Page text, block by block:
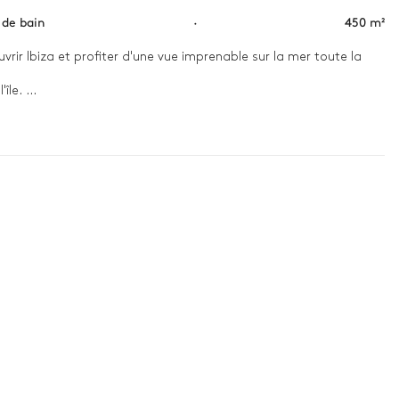
bain · 450 m²
Ibiza et profiter d'une vue imprenable sur la mer toute la